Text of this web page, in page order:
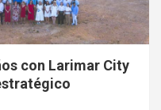
con Larimar City